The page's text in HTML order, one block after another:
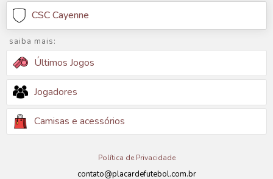
CSC Cayenne
saiba mais:
Últimos Jogos
Jogadores
Camisas e acessórios
Política de Privacidade
contato@placardefutebol.com.br